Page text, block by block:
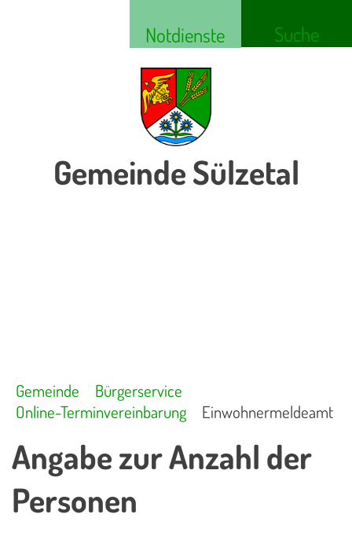
Notdienste Suche
Gemeinde Sülzetal
Gemeinde
Bürgerservice
Online-Terminvereinbarung
Einwohnermeldeamt
Angabe zur Anzahl der
Personen